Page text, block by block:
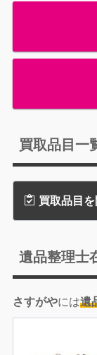
買取品目一
買取品目を
遺品整理士
さすがやには遺